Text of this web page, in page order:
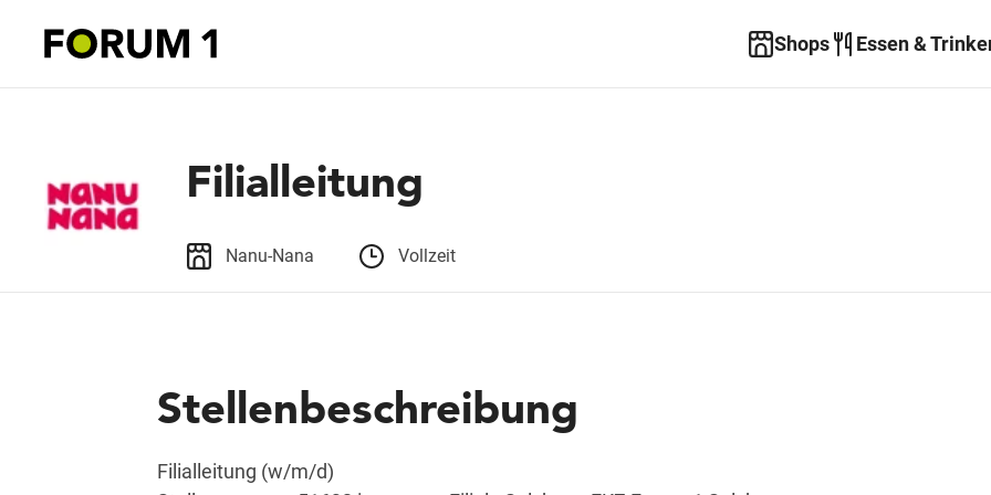
Shops Essen &
Filialleitung
Nanu-Nana Vollzeit
Stellenbeschreibung
Filialleitung (w/m/d)